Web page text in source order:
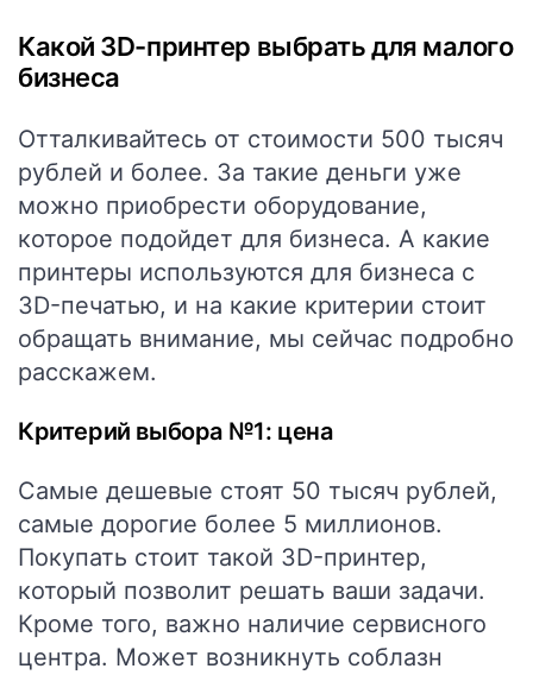
Какой 3D-принтер выбрать для малого
бизнеса
Отталкивайтесь от стоимости 500 тысяч
рублей и более. За такие деньги уже
можно приобрести оборудование,
которое подойдет для бизнеса. А какие
принтеры используются для бизнеса с
3D-печатью, и на какие критерии стоит
обращать внимание, мы сейчас подробно
расскажем.
Критерий выбора №1: цена
Самые дешевые стоят 50 тысяч рублей,
самые дорогие более 5 миллионов.
Покупать стоит такой 3D-принтер,
который позволит решать ваши задачи.
Кроме того, важно наличие сервисного
центра. Может возникнуть соблазн